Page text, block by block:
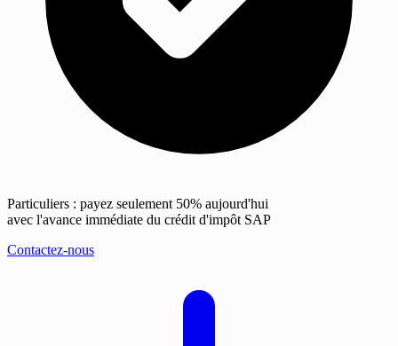
Particuliers : payez seulement 50% aujourd'hui
avec l'avance immédiate du crédit d'impôt SAP
Contactez-nous